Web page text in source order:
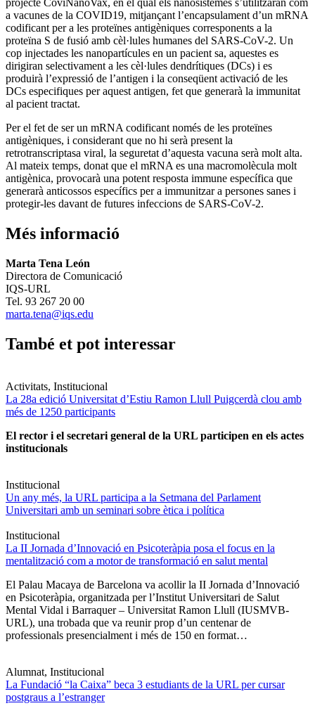
projecte CoviNanoVax, en el qual els nanosistemes s’utilitzaran com
a vacunes de la COVID19, mitjançant l’encapsulament d’un mRNA
codificant per a les proteïnes antigèniques corresponents a la
proteïna S de fusió amb cèl·lules humanes del SARS-CoV-2. Un
cop injectades les nanopartícules en un pacient sa, aquestes es
dirigiran selectivament a les cèl·lules dendrítiques (DCs) i es
produirà l’expressió de l’antigen i la conseqüent activació de les
DCs especifiques per aquest antigen, fet que generarà la immunitat
al pacient tractat.
Per el fet de ser un mRNA codificant només de les proteïnes
antigèniques, i considerant que no hi serà present la
retrotranscriptasa viral, la seguretat d’aquesta vacuna serà molt alta.
Al mateix temps, donat que el mRNA es una macromolècula molt
antigènica, provocarà una potent resposta immune específica que
generarà anticossos específics per a immunitzar a persones sanes i
protegir-les davant de futures infeccions de SARS-CoV-2.
Més informació
Marta Tena León
Directora de Comunicació
IQS-URL
Tel. 93 267 20 00
marta.tena@iqs.edu
També et pot interessar
Activitats, Institucional
La 28a edició Universitat d’Estiu Ramon Llull Puigcerdà clou amb
més de 1250 participants
El rector i el secretari general de la URL participen en els actes
institucionals
Institucional
Un any més, la URL participa a la Setmana del Parlament
Universitari amb un seminari sobre ètica i política
Institucional
La II Jornada d’Innovació en Psicoteràpia posa el focus en la
mentalització com a motor de transformació en salut mental
El Palau Macaya de Barcelona va acollir la II Jornada d’Innovació
en Psicoteràpia, organitzada per l’Institut Universitari de Salut
Mental Vidal i Barraquer – Universitat Ramon Llull (IUSMVB-
URL), una trobada que va reunir prop d’un centenar de
professionals presencialment i més de 150 en format…
Alumnat, Institucional
La Fundació “la Caixa” beca 3 estudiants de la URL per cursar
postgraus a l’estranger